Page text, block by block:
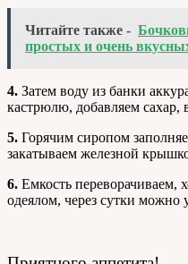
Читайте также -
простых и очень
4. Затем воду из банки
кастрюлю, добавляем сахар,
5. Горячим сиропом
закатываем железной
6. Емкость
одеялом, через сутки можно